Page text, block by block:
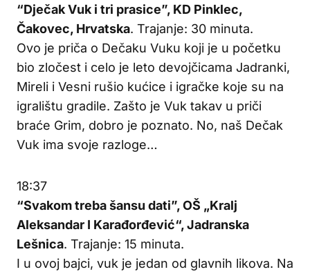
“Dječak Vuk i tri prasice”, KD Pinklec,
Čakovec, Hrvatska. Trajanje: 30 minuta.
Ovo je priča o Dečaku Vuku koji je u početku
bio zločest i celo je leto devojčicama Jadranki,
Mireli i Vesni rušio kućice i igračke koje su na
igralištu gradile. Zašto je Vuk takav u priči
braće Grim, dobro je poznato. No, naš Dečak
Vuk ima svoje razloge…
18:37
“Svakom treba šansu dati”, OŠ „Kralj
Aleksandar I Karađorđević“, Jadranska
Lešnica. Trajanje: 15 minuta.
I u ovoj bajci, vuk je jedan od glavnih likova. Na